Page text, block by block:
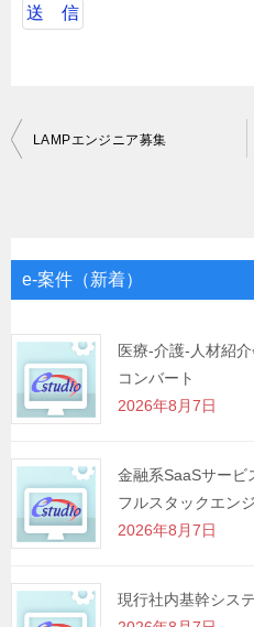
投
ゲ
シ
ョ
ン
LAMPエンジニア募集
e-案件（新着）
医療-介護-人材紹
コンバート
2026年8月7日
金融系SaaSサービ
フルスタックエン
2026年8月7日
現行社内基幹シス